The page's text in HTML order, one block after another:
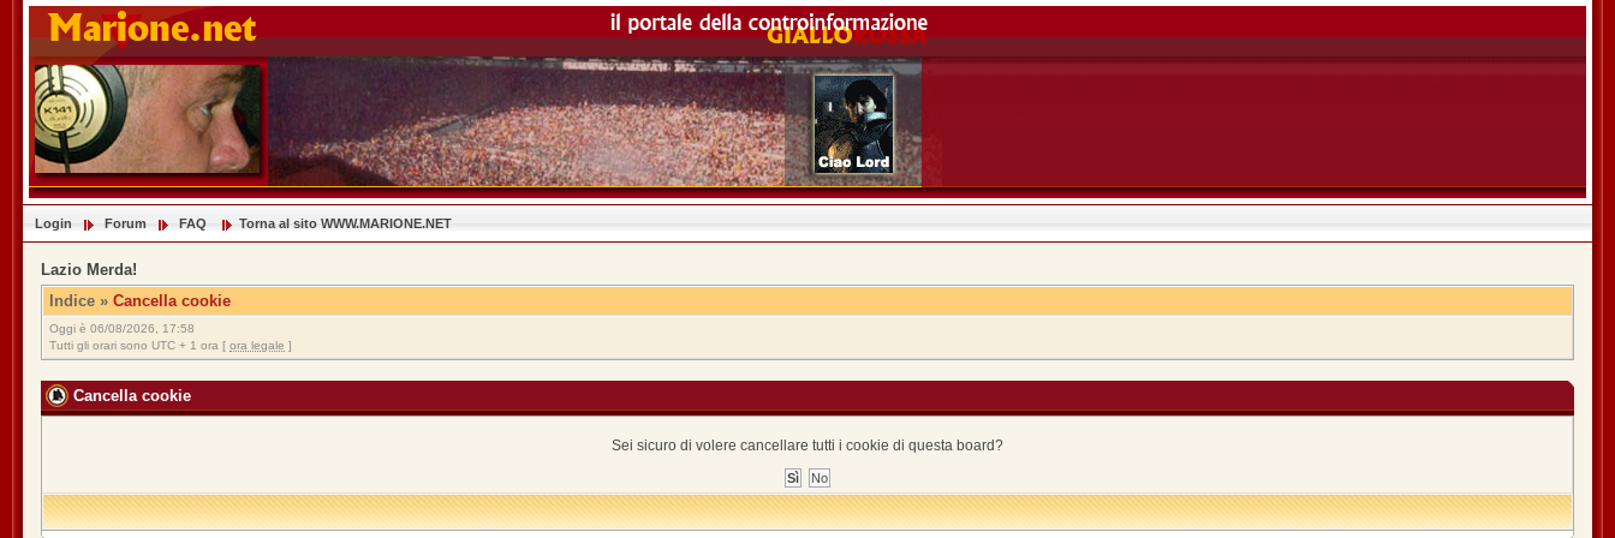
Login Forum FAQ Torna al sito WWW.MARIONE.NET
Lazio Merda!
Indice » Cancella cookie
Oggi è 06/08/2026, 17:58
Tutti gli orari sono UTC + 1 ora [ ora legale ]
Cancella cookie
Sei sicuro di volere cancellare tutti i cookie di questa board?